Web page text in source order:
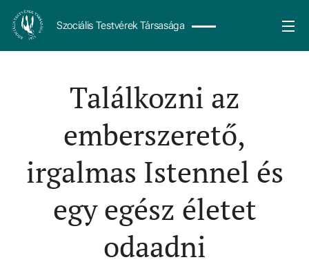
Szociális Testvérek Társasága
Találkozni az
emberszerető,
irgalmas Istennel és
egy egész életet
odaadni